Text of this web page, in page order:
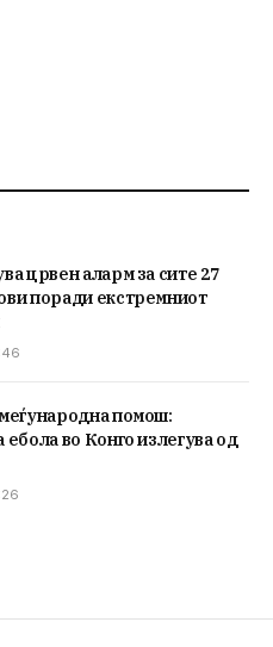
црвен аларм за сите 27
поради екстремниот
помош:
ебола во Конго излегува од